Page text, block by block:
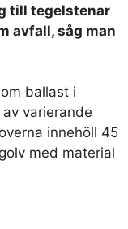
till tegelstenar
avfall, såg man
ballast i
varierande
innehöll 45
med material